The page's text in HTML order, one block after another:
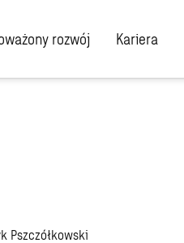
rozwój Kariera